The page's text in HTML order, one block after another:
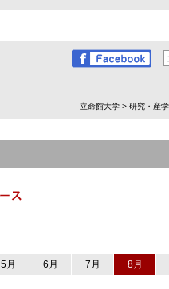
立命館大学 > 研究・産
5月 6月 7月 8月